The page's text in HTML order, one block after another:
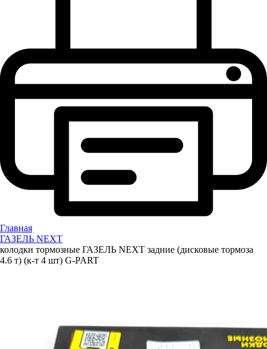
Главная
ГАЗЕЛЬ NEXT
колодки тормозные ГАЗЕЛЬ NEXT задние (дисковые тормоза
4.6 т) (к-т 4 шт) G-PART